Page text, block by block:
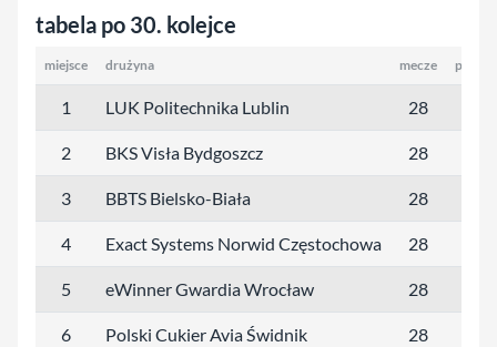
tabela po 30. kolejce
miejsce drużyna mecze punkty
1 LUK Politechnika Lublin 28
2 BKS Visła Bydgoszcz 28
3 BBTS Bielsko-Biała 28
4 Exact Systems Norwid Częstochowa 28
5 eWinner Gwardia Wrocław 28
6 Polski Cukier Avia Świdnik 28